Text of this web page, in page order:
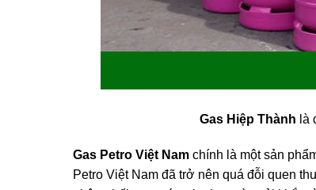
Gas Hiệp Thành là
Gas Petro Việt Nam chính là một sản
Petro Việt Nam đã trở nên quá đỗi quen